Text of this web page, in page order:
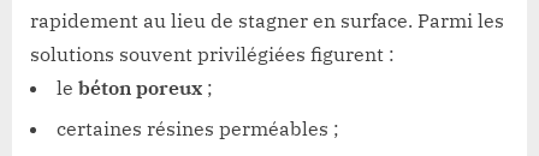
rapidement au lieu de stagner en surface. Parmi les
solutions souvent privilégiées figurent :
le béton poreux ;
certaines résines perméables ;